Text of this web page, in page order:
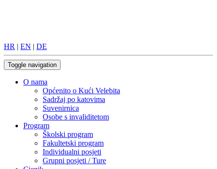
HR | EN | DE
Toggle navigation
O nama
Općenito o Kući Velebita
Sadržaj po katovima
Suvenirnica
Osobe s invaliditetom
Program
Školski program
Fakultetski program
Individualni posjeti
Grupni posjeti / Ture